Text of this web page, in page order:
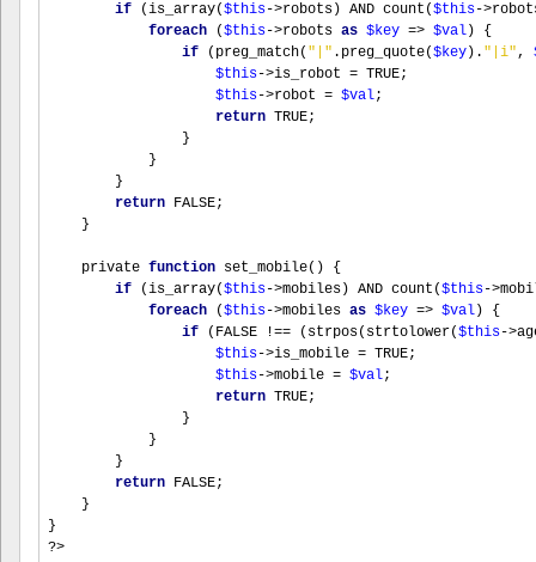
if
(is_array($this->robots ) AND count ($this->
foreach
($this->robots as $key => $val )
{
if
( preg_match( "|" . preg_quote($key ). "|i",
$this->is_robot = TRUE;
$this->robot = $val;
return TRUE;
}
}
}
return FALSE;
}
    private
function set_mobile()
{
if
(is_array($this->mobiles ) AND count ($this->
foreach
($this->mobiles as $key => $val )
{
if
( FALSE !== ( strpos( strtolower($this->
$this->is_mobile = TRUE;
$this->mobile = $val;
return TRUE;
}
}
}
return FALSE;
}
}
?>